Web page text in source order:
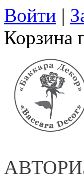
Войти |
Корзина